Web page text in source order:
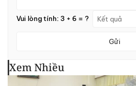
Vui lòng tính: 3 + 6 = ?
Gửi
Xem Nhiều